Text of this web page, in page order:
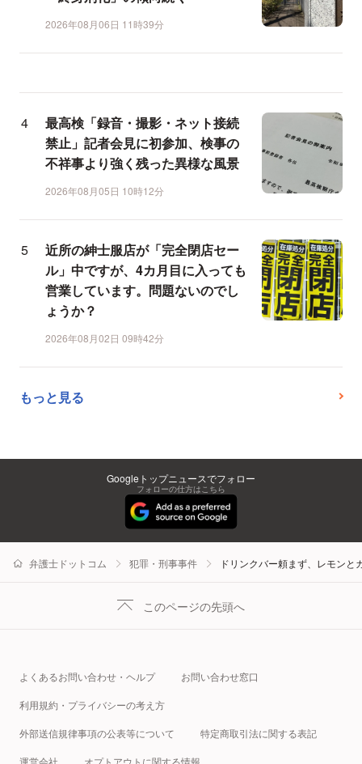
2026年08月06日 11時39分
最高検「録音・撮影・ネット接続
禁止」記者会見に初参加、検事の
不祥事より強く残った異様な風景
2026年08月05日 10時12分
近所の紳士服店が「完全閉店セー
ル」中ですが、4カ月目に入っても
営業しています。問題ないのでし
ょうか？
2026年08月02日 09時42分
もっと見る
Googleトップニュースでフォロー
フォローの仕方はこちら
弁護士ドットコム 犯罪・刑事事件 ドリンクバー頼まず、レモン
このページの先頭へ
よくあるお問い合わせ・ヘルプ お問い合わせ窓口
利用規約・プライバシーの考え方
外部送信規律事項の公表等について 特定商取引法に関する表記